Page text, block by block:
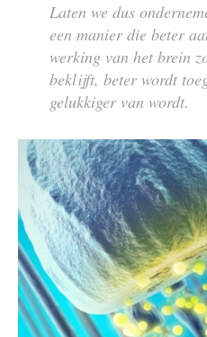
Laten we dus
een manier die beter
werking van het brein
beklijft, beter wordt
gelukkiger van wordt.